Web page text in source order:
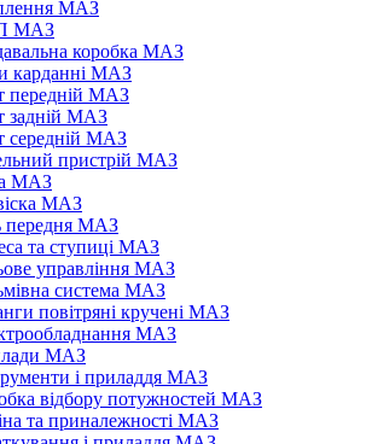
МАЗ
МАЗ
коробка МАЗ
карданні МАЗ
передній МАЗ
задній МАЗ
середній МАЗ
пристрій МАЗ
МАЗ
МАЗ
передня МАЗ
та ступиці МАЗ
управління МАЗ
система МАЗ
повітряні кручені МАЗ
МАЗ
МАЗ
і приладдя МАЗ
відбору потужностей МАЗ
та приналежності МАЗ